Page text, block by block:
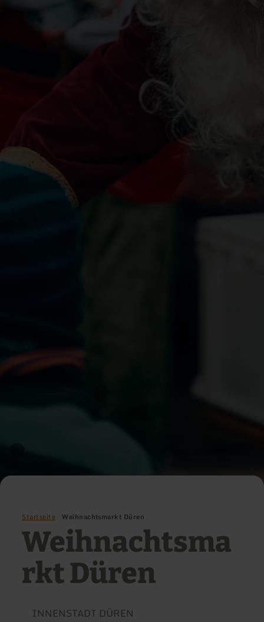
Startseite Weihnachtsmarkt Düren
Weihnachtsma
rkt Düren
INNENSTADT DÜREN